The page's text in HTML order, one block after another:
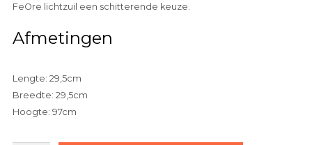
FeOre lichtzuil een schitterende keuze.
Afmetingen
Lengte: 29,5cm
Breedte: 29,5cm
Hoogte: 97cm